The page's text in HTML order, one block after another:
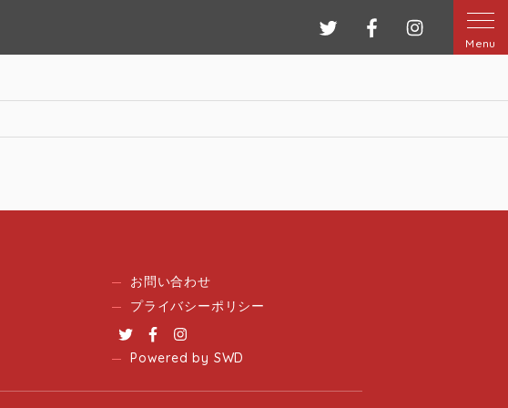
ツイッターフェイスブック
インスタグ
Menu
お問い合わせ
プライバシーポリシー
TwitterFacebook
Powered by SWD